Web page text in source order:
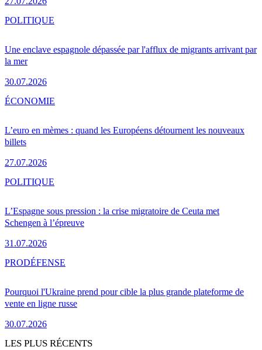
Une enclave espagnole dépassée par l'afflux de migrants arrivant par
la mer
30.07.2026
POLITIQUE
L’euro en mèmes : quand les Européens détournent les nouveaux
billets
27.07.2026
ÉCONOMIE
L’Espagne sous pression : la crise migratoire de Ceuta met
Schengen à l’épreuve
31.07.2026
POLITIQUE
Pourquoi l'Ukraine prend pour cible la plus grande plateforme de
vente en ligne russe
30.07.2026
PRODÉFENSE
LES PLUS RÉCENTS